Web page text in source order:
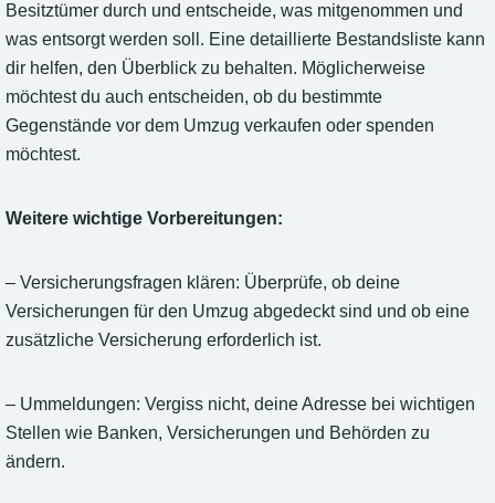
Besitztümer durch und entscheide, was mitgenommen und
was entsorgt werden soll. Eine detaillierte Bestandsliste kann
dir helfen, den Überblick zu behalten. Möglicherweise
möchtest du auch entscheiden, ob du bestimmte
Gegenstände vor dem Umzug verkaufen oder spenden
möchtest.
Weitere wichtige Vorbereitungen:
– Versicherungsfragen klären: Überprüfe, ob deine
Versicherungen für den Umzug abgedeckt sind und ob eine
zusätzliche Versicherung erforderlich ist.
– Ummeldungen: Vergiss nicht, deine Adresse bei wichtigen
Stellen wie Banken, Versicherungen und Behörden zu
ändern.